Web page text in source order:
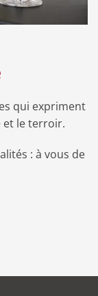
qui expriment
et le terroir.
: à vous de